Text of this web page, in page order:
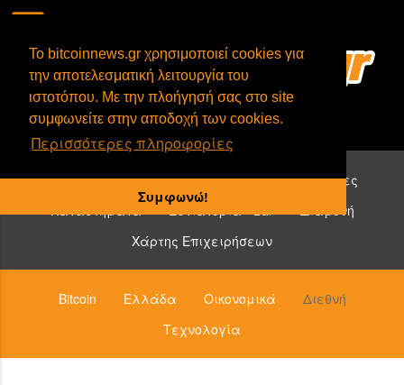
To bitcoinnews.gr χρησιμοποιεί cookies για
την αποτελεσματική λειτουργία του
ιστοτόπου. Με την πλοήγησή σας στο site
συμφωνείτε στην αποδοχή των cookies.
Περισσότερες πληροφορίες
Συμφωνώ!
Επιχειρήσεις που δέχονται bitcoin:
Υπηρεσίες
Καταστήματα
Εστιατόρια - Bar
Διαμονή
Χάρτης Επιχειρήσεων
Bitcoin Ελλάδα Οικονομικά
Διεθνή
Τεχνολογία